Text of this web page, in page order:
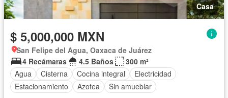
Casa
$ 5,000,000 MXN
San Felipe del Agua, Oaxaca de Juárez
4 Recámaras
4.5 Baños
300 m²
Agua
Cisterna Cocina integral
Electricidad
Estacionamiento
Azotea Sin amueblar